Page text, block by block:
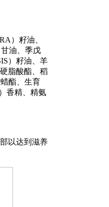
）籽油、
油、季戊
）籽油、羊
脂酸酯、稻
酯、生育
香精、精氨
以达到滋养